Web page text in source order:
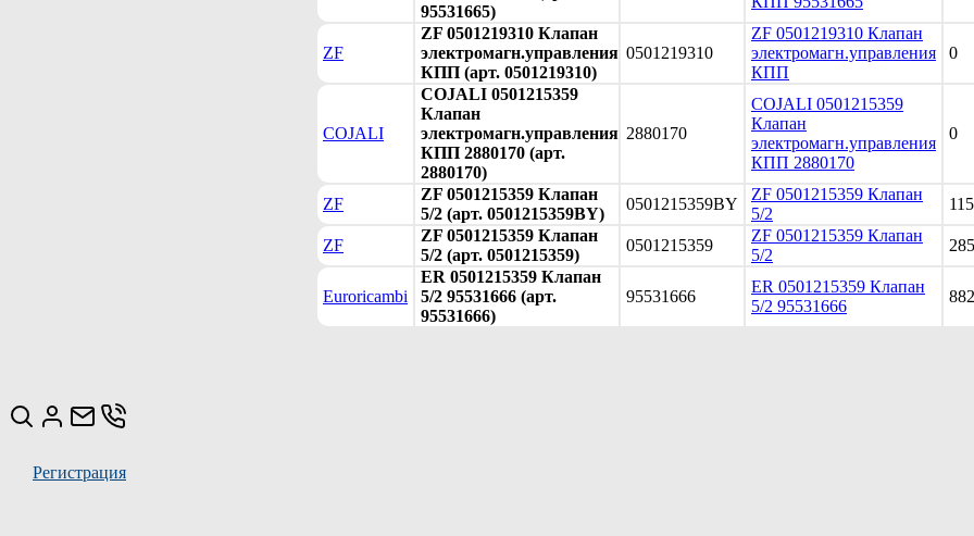
95531665)
ZF
ZF 0501219310 Клапан
электромагн.управления
КПП (арт. 0501219310)
0501219310
ZF 0501219310 Клапан
электромагн.управления
КПП
0
COJALI
COJALI 0501215359
Клапан
электромагн.управления
КПП 2880170 (арт.
2880170)
2880170
COJALI 0501215359
Клапан
электромагн.управления
КПП 2880170
0
ZF
ZF 0501215359 Клапан
5/2 (арт. 0501215359BY)
0501215359BY
ZF 0501215359 Клапан
5/2
ZF
ZF 0501215359 Клапан
5/2 (арт. 0501215359)
0501215359
ZF 0501215359 Клапан
5/2
Euroricambi
ER 0501215359 Клапан
5/2 95531666 (арт.
95531666)
95531666
ER 0501215359 Клапан
5/2 95531666
Регистрация